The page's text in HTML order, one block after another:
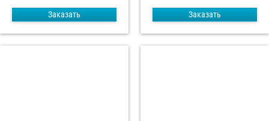
Заказать Заказать